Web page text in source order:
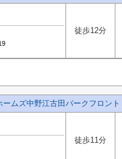
徒歩12分
ームズ中野江古田パークフロント
徒歩11分